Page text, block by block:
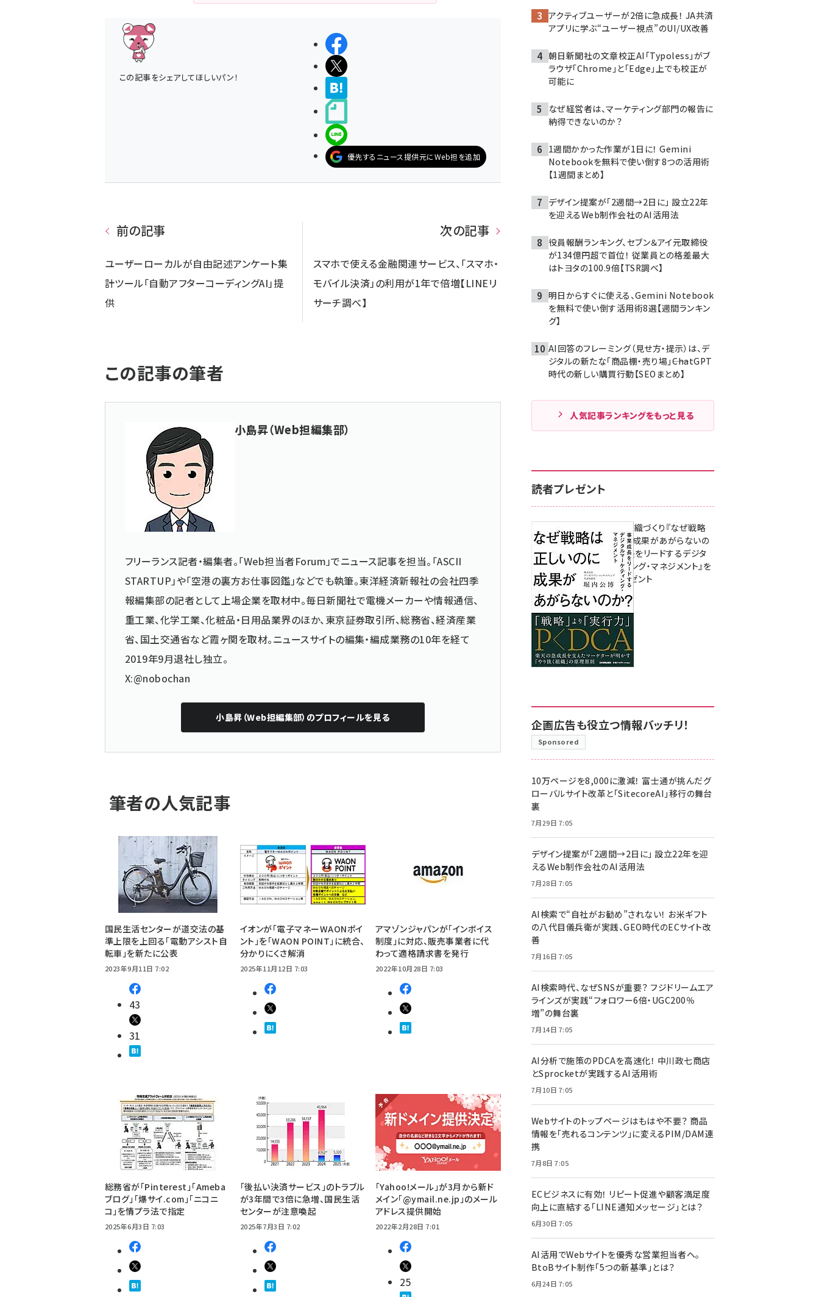
この記事をシェアしてほしいパン！
シェアする
ポストする
LINEで送る
優先するニュース提供元にWeb担を追加
前の記事
ユーザーローカルが自由記述アンケート集
計ツール「自動アフターコーディングAI」提
供
次の記事
スマホで使える金融関連サービス、「スマホ・
モバイル決済」の利用が1年で倍増【LINEリ
サーチ調べ】
この記事の筆者
小島昇（Web担編集部）
フリーランス記者・編集者。「Web担当者Forum」でニュース記事を担当。「ASCII
STARTUP」や「空港の裏方お仕事図鑑」などでも執筆。東洋経済新報社の会社四季
報編集部の記者として上場企業を取材中。毎日新聞社で電機メーカーや情報通信、
重工業、化学工業、化粧品・日用品業界のほか、東京証券取引所、総務省、経済産業
省、国土交通省など霞ヶ関を取材。ニュースサイトの編集・編成業務の10年を経て
2019年9月退社し独立。
X:@nobochan
小島昇（Web担編集部） のプロフィールを見る
筆者の人気記事
国民生活センターが道交法の基
準上限を上回る「電動アシスト自
転車」を新たに公表
2023年9月11日 7:02
43
31
イオンが「電子マネーWAONポイ
ント」を「WAON POINT」に統合、
分かりにくさ解消
2025年11月12日 7:03
アマゾンジャパンが「インボイス
制度」に対応、販売事業者に代
わって適格請求書を発行
2022年10月28日 7:03
総務省が「Pinterest」「Ameba
ブログ」「爆サイ.com」「ニコニ
コ」を情プラ法で指定
2025年6月3日 7:03
「後払い決済サービス」のトラブル
が3年間で3倍に急増、国民生活
センターが注意喚起
2025年7月3日 7:02
「Yahoo!メール」が3月から新ド
メイン「@ymail.ne.jp」のメール
アドレス提供開始
2022年2月28日 7:01
25
アクティブユーザーが2倍に急成長！ JA共済
アプリに学ぶ“ユーザー視点”のUI/UX改善
朝日新聞社の文章校正AI「Typoless」がブ
ラウザ「Chrome」と「Edge」上でも校正が
可能に
なぜ経営者は、マーケティング部門の報告に
納得できないのか？
1週間かかった作業が1日に！ Gemini
Notebookを無料で使い倒す8つの活用術
【1週間まとめ】
デザイン提案が「2週間→2日に」 設立22年
を迎えるWeb制作会社のAI活用法
役員報酬ランキング、セブン＆アイ元取締役
が134億円超で首位！ 従業員との格差最大
はトヨタの100.9倍【TSR調べ】
明日からすぐに使える、Gemini Notebook
を無料で使い倒す活用術8選【週間ランキン
グ】
AI回答のフレーミング（見せ方・提示）は、デ
ジタルの新たな「商品棚・売り場」――ChatGPT
時代の新しい購買行動【SEOまとめ】
人気記事ランキングをもっと見る
読者プレゼント
成果を生む組織づくり『なぜ戦略
は正しいのに成果があがらないの
か？ 事業成長をリードするデジタ
ルマーケティング・マネジメント』を
3名様にプレゼント
8月7日 10:00
企画広告も役立つ情報バッチリ！
Sponsored
10万ページを8,000に激減！ 富士通が挑んだグ
ローバルサイト改革と「SitecoreAI」移行の舞台
裏
7月29日 7:05
デザイン提案が「2週間→2日に」 設立22年を迎
えるWeb制作会社のAI活用法
7月28日 7:05
AI検索で“自社がお勧め”されない！ お米ギフト
の八代目儀兵衛が実践、GEO時代のECサイト改
善
7月16日 7:05
AI検索時代、なぜSNSが重要？ フジドリームエア
ラインズが実践“フォロワー6倍・UGC200％
増”の舞台裏
7月14日 7:05
AI分析で施策のPDCAを高速化！ 中川政七商店
とSprocketが実践するAI活用術
7月10日 7:05
Webサイトのトップページはもはや不要？ 商品
情報を「売れるコンテンツ」に変えるPIM/DAM連
携
7月8日 7:05
ECビジネスに有効！ リピート促進や顧客満足度
向上に直結する「LINE通知メッセージ」とは？
6月30日 7:05
AI活用でWebサイトを優秀な営業担当者へ。
BtoBサイト制作「5つの新基準」とは？
6月24日 7:05